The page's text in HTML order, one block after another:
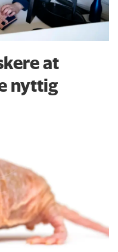
at
nyttig